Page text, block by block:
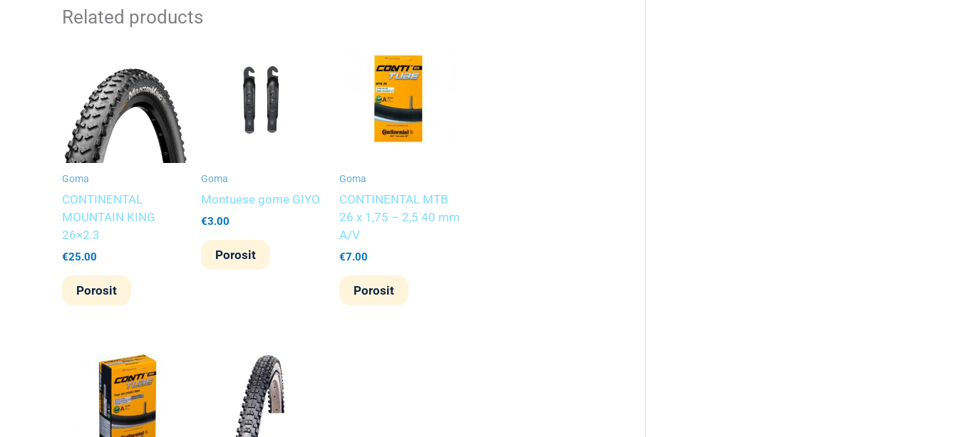
Related products
Goma
CONTINENTAL
MOUNTAIN KING
26×2.3
€25.00
Porosit
Goma
Montuese gome GIYO
€3.00
Porosit
Goma
CONTINENTAL MTB
26 x 1,75 – 2,5 40 mm
A/V
€7.00
Porosit